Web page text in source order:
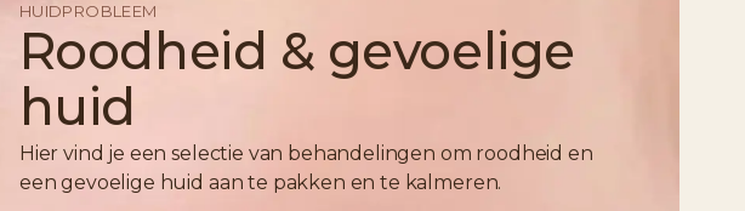
HUIDPROBLEEM
Roodheid & gevoelige
huid
Hier vind je een selectie van behandelingen om roodheid en
een gevoelige huid aan te pakken en te kalmeren.